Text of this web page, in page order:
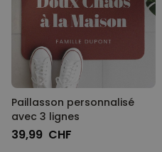
Paillasson personnalisé
avec 3 lignes
39,99 CHF